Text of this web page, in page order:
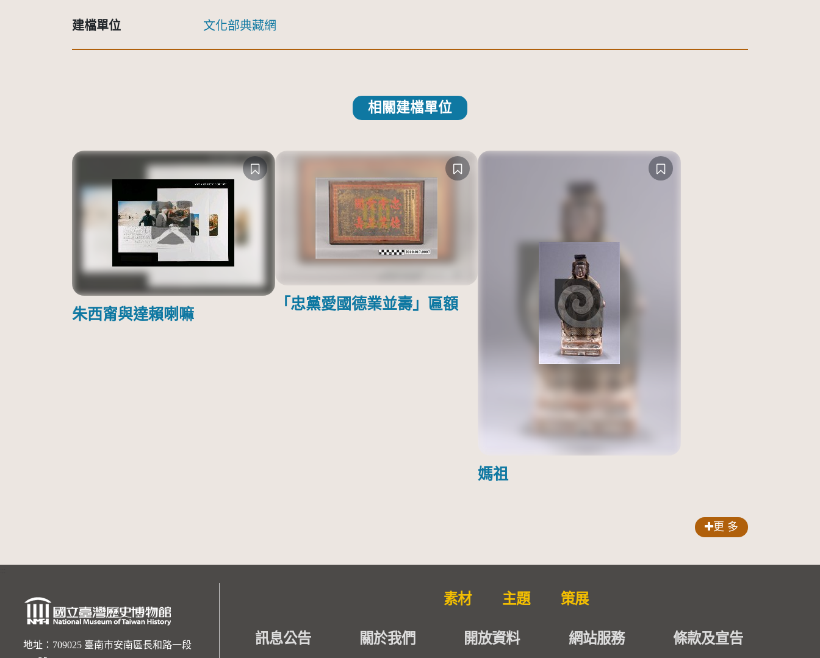
建檔單位 文化部典藏網
相關建檔單位
朱西甯與達賴喇嘛
「忠黨愛國德業並壽」匾額
媽祖
更 多
地址：709025 臺南市安南區長和路一段
素材 主題 策展
訊息公告 關於我們 開放資料 網站服務 條款及宣告